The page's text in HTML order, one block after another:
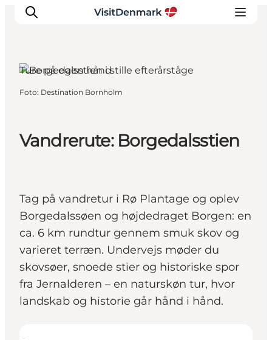
Oplevelser
Vandrerute: Borgedalsstien
Tag på vandretur i Rø Plantage og oplev
Borgedalssøen og højdedraget Borgen: en
ca. 6 km rundtur gennem smuk skov og
varieret terræn. Undervejs møder du
skovsøer, snoede stier og historiske spor
fra Jernalderen – en naturskøn tur, hvor
landskab og historie går hånd i hånd.
Ture på egen hånd
Foto: Destination Bornholm